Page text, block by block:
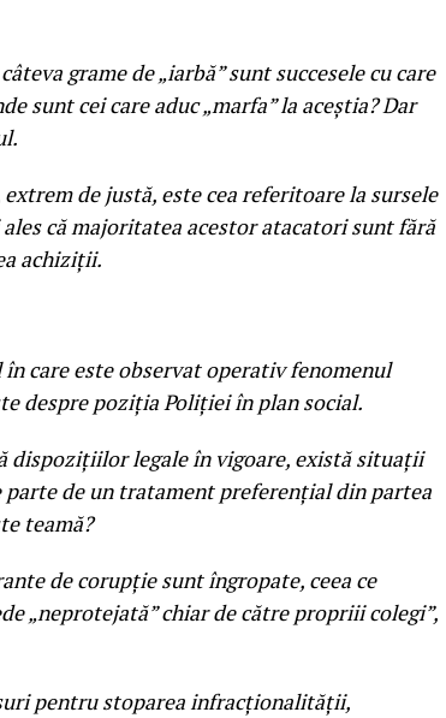
grame de „iarbă” sunt succesele cu care
sunt cei care aduc „marfa” la aceştia? Dar
de justă, este cea referitoare la sursele
că majoritatea acestor atacatori sunt fără
achiziţii.
care este observat operativ fenomenul
despre poziţia Poliţiei în plan social.
dispoziţiilor legale în vigoare, există situaţii
parte de un tratament preferenţial din partea
teamă?
de corupţie sunt îngropate, ceea ce
„neprotejată” chiar de către propriii colegi”,
pentru stoparea infracţionalităţii,